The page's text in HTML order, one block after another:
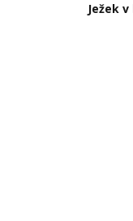
Ježek